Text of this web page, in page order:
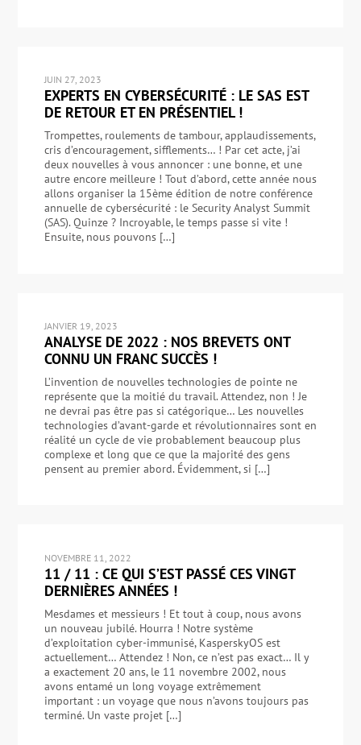
JUIN 27, 2023
EXPERTS EN CYBERSÉCURITÉ : LE SAS EST
DE RETOUR ET EN PRÉSENTIEL !
Trompettes, roulements de tambour, applaudissements,
cris d’encouragement, sifflements… ! Par cet acte, j’ai
deux nouvelles à vous annoncer : une bonne, et une
autre encore meilleure ! Tout d’abord, cette année nous
allons organiser la 15ème édition de notre conférence
annuelle de cybersécurité : le Security Analyst Summit
(SAS). Quinze ? Incroyable, le temps passe si vite !
Ensuite, nous pouvons […]
JANVIER 19, 2023
ANALYSE DE 2022 : NOS BREVETS ONT
CONNU UN FRANC SUCCÈS !
L’invention de nouvelles technologies de pointe ne
représente que la moitié du travail. Attendez, non ! Je
ne devrai pas être pas si catégorique… Les nouvelles
technologies d’avant-garde et révolutionnaires sont en
réalité un cycle de vie probablement beaucoup plus
complexe et long que ce que la majorité des gens
pensent au premier abord. Évidemment, si […]
NOVEMBRE 11, 2022
11 / 11 : CE QUI S’EST PASSÉ CES VINGT
DERNIÈRES ANNÉES !
Mesdames et messieurs ! Et tout à coup, nous avons
un nouveau jubilé. Hourra ! Notre système
d’exploitation cyber-immunisé, KasperskyOS est
actuellement… Attendez ! Non, ce n’est pas exact… Il y
a exactement 20 ans, le 11 novembre 2002, nous
avons entamé un long voyage extrêmement
important : un voyage que nous n’avons toujours pas
terminé. Un vaste projet […]